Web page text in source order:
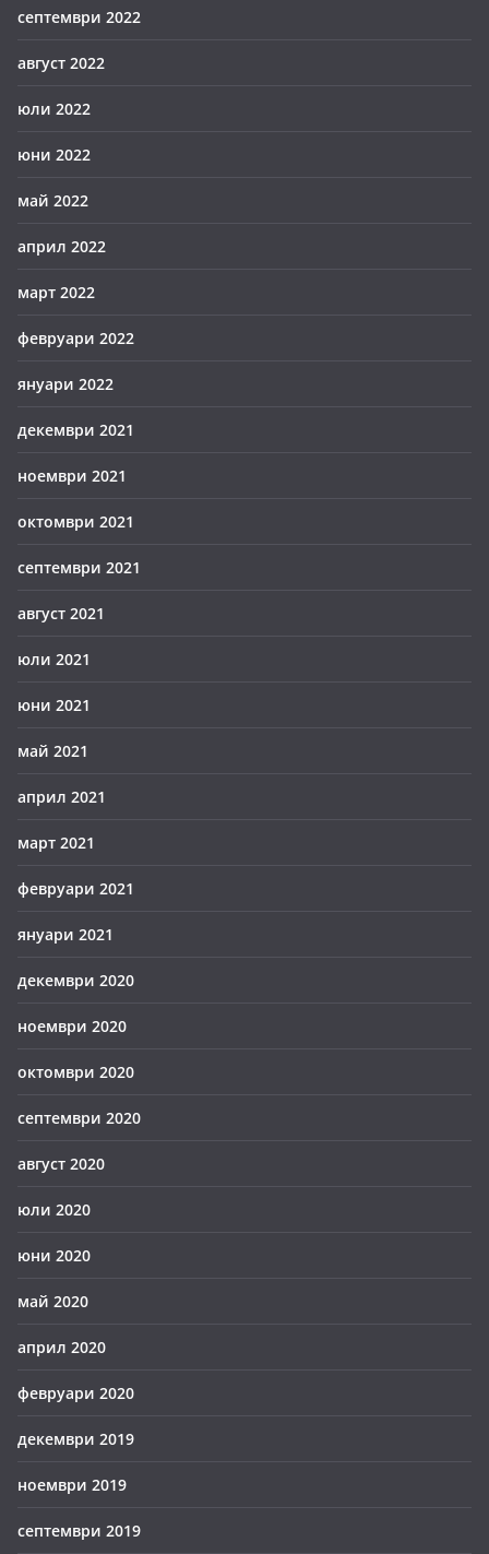
септември 2022
август 2022
юли 2022
юни 2022
май 2022
април 2022
март 2022
февруари 2022
януари 2022
декември 2021
ноември 2021
октомври 2021
септември 2021
август 2021
юли 2021
юни 2021
май 2021
април 2021
март 2021
февруари 2021
януари 2021
декември 2020
ноември 2020
октомври 2020
септември 2020
август 2020
юли 2020
юни 2020
май 2020
април 2020
февруари 2020
декември 2019
ноември 2019
септември 2019